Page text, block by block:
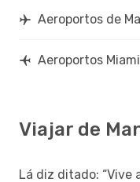
Aeroportos de
Aeroportos Miami
Viajar de
Lá diz ditado: “Vive